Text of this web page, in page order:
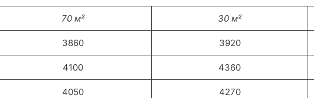
70 м² 30 м²
3860 3920
4100 4360
4050 4270